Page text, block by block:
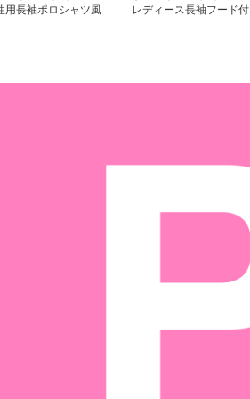
用長袖ポロシャツ風
レディース長袖フード付